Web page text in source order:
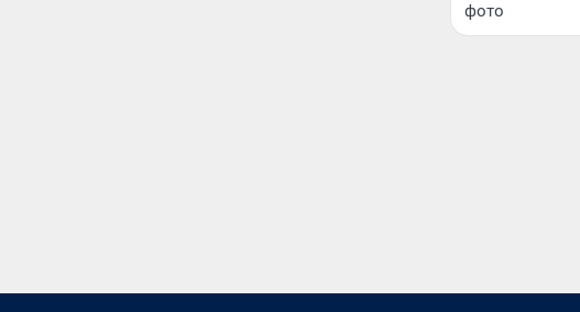
фото